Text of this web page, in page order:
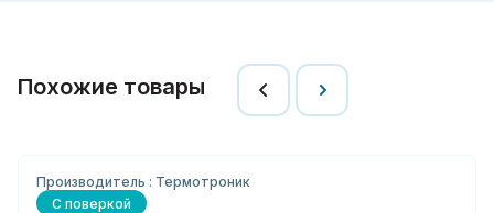
Похожие товары
Производитель : Термотроник
С поверкой